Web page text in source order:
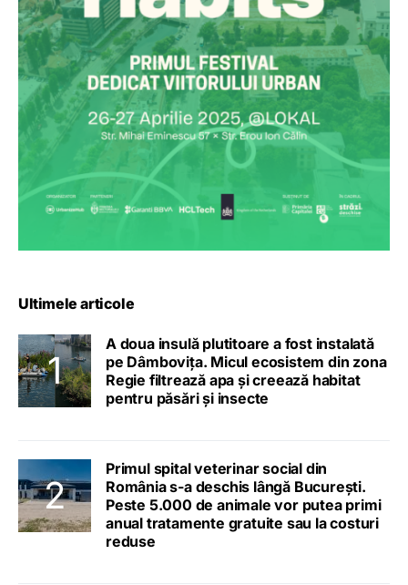
Ultimele articole
A doua insulă plutitoare a fost instalată
pe Dâmbovița. Micul ecosistem din zona
Regie filtrează apa și creează habitat
pentru păsări și insecte
Primul spital veterinar social din
România s-a deschis lângă București.
Peste 5.000 de animale vor putea primi
anual tratamente gratuite sau la costuri
reduse